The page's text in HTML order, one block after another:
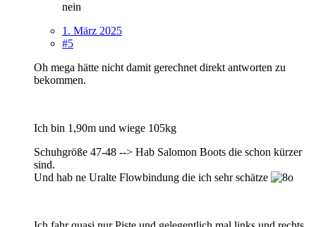
nein
1. März 2025
#5
Oh mega hätte nicht damit gerechnet direkt antworten zu
bekommen.
Ich bin 1,90m und wiege 105kg
Schuhgröße 47-48 --> Hab Salomon Boots die schon kürzer
sind.
Und hab ne Uralte Flowbindung die ich sehr schätze